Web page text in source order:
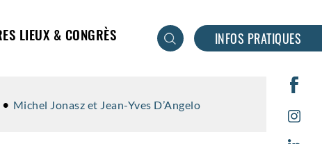
LIEUX & CONGRÈS INFOS PRATIQUES
Michel Jonasz et Jean-Yves D’Angelo